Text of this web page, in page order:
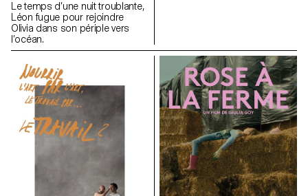
Le temps d’une nuit troublante,
Léon fugue pour rejoindre
Olivia dans son périple vers
l’océan.